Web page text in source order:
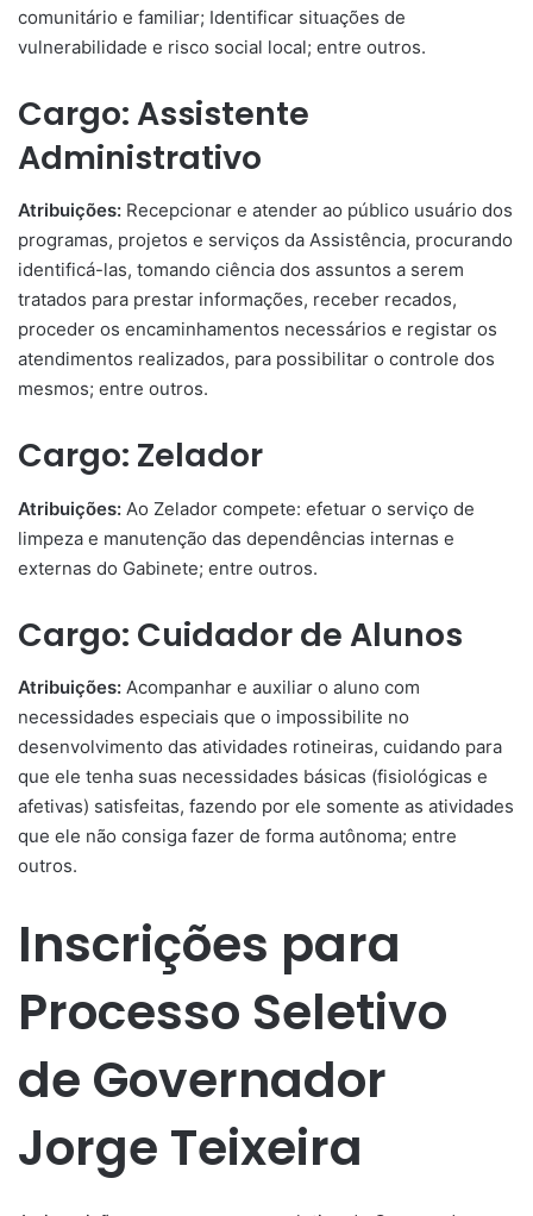
comunitário e familiar; Identificar situações de
vulnerabilidade e risco social local; entre outros.
Cargo: Assistente
Administrativo
Atribuições: Recepcionar e atender ao público usuário dos
programas, projetos e serviços da Assistência, procurando
identificá-las, tomando ciência dos assuntos a serem
tratados para prestar informações, receber recados,
proceder os encaminhamentos necessários e registar os
atendimentos realizados, para possibilitar o controle dos
mesmos; entre outros.
Cargo: Zelador
Atribuições: Ao Zelador compete: efetuar o serviço de
limpeza e manutenção das dependências internas e
externas do Gabinete; entre outros.
Cargo: Cuidador de Alunos
Atribuições: Acompanhar e auxiliar o aluno com
necessidades especiais que o impossibilite no
desenvolvimento das atividades rotineiras, cuidando para
que ele tenha suas necessidades básicas (fisiológicas e
afetivas) satisfeitas, fazendo por ele somente as atividades
que ele não consiga fazer de forma autônoma; entre
outros.
Inscrições para
Processo Seletivo
de Governador
Jorge Teixeira